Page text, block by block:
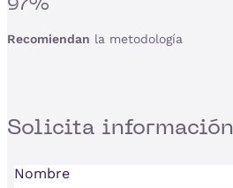
Recomiendan la metodología
Solicita información